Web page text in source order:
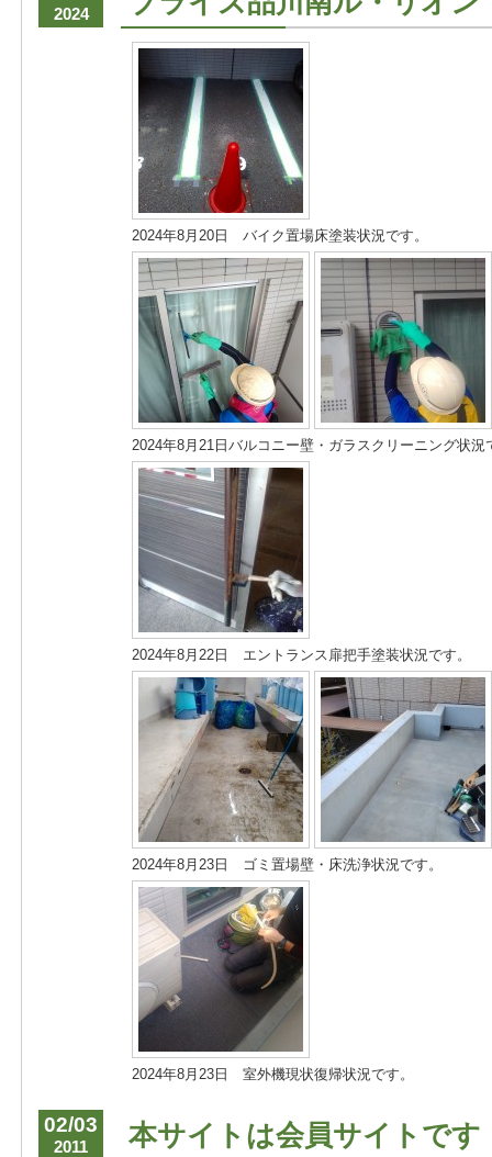
2024
2024年8月20日 バイク置場床塗装状況です。
2024年8月21日バルコニー壁・ガラスクリーニング状況
2024年8月22日 エントランス扉把手塗装状況です。
2024年8月23日 ゴミ置場壁・床洗浄状況です。
2024年8月23日 室外機現状復帰状況です。
02/03
2011 本サイトは会員サイトです